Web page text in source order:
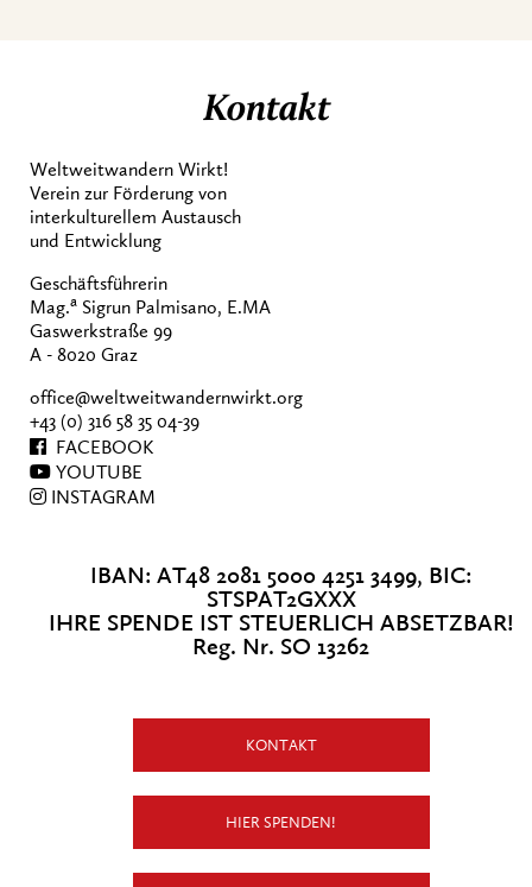
Kontakt
Weltweitwandern Wirkt!
Verein zur Förderung von
interkulturellem Austausch
und Entwicklung
Geschäftsführerin
Mag.a Sigrun Palmisano, E.MA
Gaswerkstraße 99
A - 8020 Graz
office@weltweitwandernwirkt.org
+43 (0) 316 58 35 04-39
FACEBOOK
YOUTUBE
INSTAGRAM
IBAN: AT48 2081 5000 4251 3499, BIC:
STSPAT2GXXX
IHRE SPENDE IST STEUERLICH ABSETZBAR!
Reg. Nr. SO 13262
KONTAKT
HIER SPENDEN!